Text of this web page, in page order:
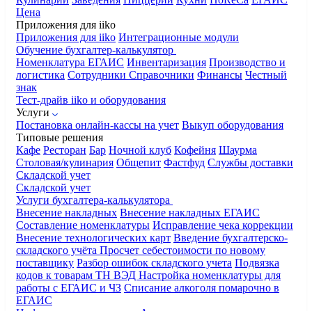
Цена
Приложения для iiko
Приложения для iiko Интеграционные модули
Обучение бухгалтер-калькулятор
Номенклатура ЕГАИС Инвентаризация Производство и
логистика Сотрудники Справочники Финансы Честный
знак
Тест-драйв iiko и оборудования
Услуги
Постановка онлайн-кассы на учет Выкуп оборудования
Типовые решения
Кафе Ресторан Бар Ночной клуб Кофейня Шаурма
Столовая/кулинария Общепит Фастфуд Службы доставки
Складской учет
Складской учет
Услуги бухгалтера-калькулятора
Внесение накладных Внесение накладных ЕГАИС
Составление номенклатуры Исправление чека коррекции
Внесение технологических карт Введение бухгалтерско-
складского учёта Просчет себестоимости по новому
поставщику Разбор ошибок складского учета Подвязка
кодов к товарам ТН ВЭД Настройка номенклатуры для
работы с ЕГАИС и ЧЗ Списание алкоголя помарочно в
ЕГАИС